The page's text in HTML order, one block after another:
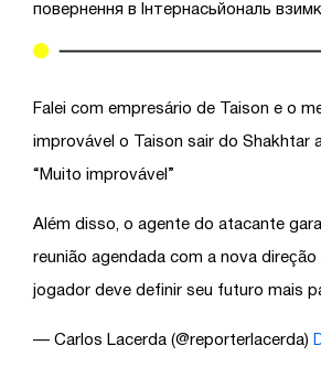
повернення в Інтернасьйональ
Falei com empresário de Taison e o
improvável o Taison sair do Shakhtar
“Muito improvável”
Além disso, o agente do atacante
reunião agendada com a nova direção
jogador deve definir seu futuro mais
— Carlos Lacerda (@reporterlacerda)